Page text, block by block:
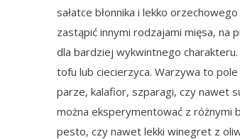
sałatce błonnika i lekko
zastąpić innymi rodzajami mięsa, na
dla bardziej wykwintnego
tofu lub ciecierzyca. Warzywa to
parze, kalafior, szparagi, czy nawet
można eksperymentować z różnymi
pesto, czy nawet lekki winegret z